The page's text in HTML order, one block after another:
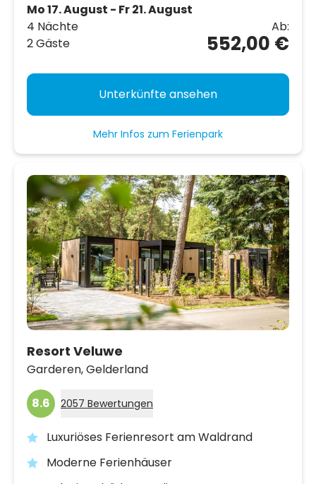
Mo 17. August - Fr 21. August
4 Nächte
2 Gäste
Ab:
552,00 €
Unterkünfte ansehen
Mehr Infos zum Ferienpark
Resort Veluwe
Garderen,Gelderland
8.6 2057 Bewertungen
Luxuriöses Ferienresort am Waldrand
Moderne Ferienhäuser